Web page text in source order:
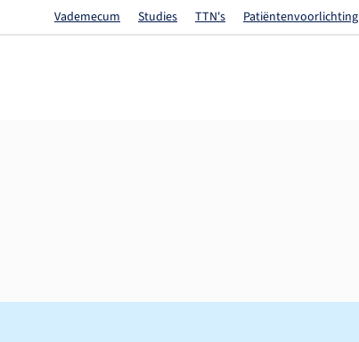
Vademecum Studies TTN's Patiëntenvoorlichting